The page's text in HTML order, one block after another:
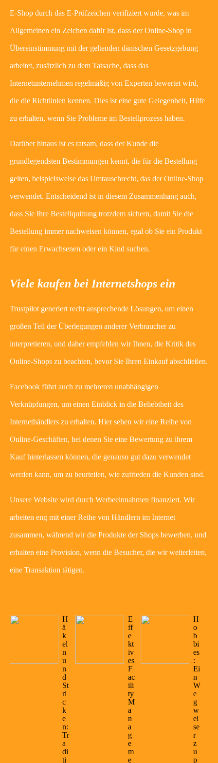
E-Shop durch das E-Prüfzeichen verifiziert wurde, was im
Allgemeinen ein Zeichen dafür ist, dass der Online-Shop in
Übereinstimmung mit der geltenden dänischen Gesetzgebung
arbeitet, zusätzlich zu dem Tatsache, dass das
Internetunternehmen regelmäßig von Experten bewertet wird,
die die Richtlinien kennen. Dies ist eine gute Gelegenheit, Hilfe
zu erhalten, wenn Sie Probleme im Bestellprozess haben.
Darüber hinaus ist es ratsam, dass der Kunde die
grundlegendsten Bestimmungen kennt, die für die Bestellung
gelten, beispielsweise das Umtauschrecht, das der Online-Shop
verwendet. Entscheidend ist in diesem Zusammenhang auch,
dass Sie Ihre Bestellquittung trotzdem sichern, damit Sie die
Bestellung immer nachweisen können, egal ob Sie ein Produkt
für einen Erwachsenen oder ein Kind suchen.
Viele kaufen bei Internetshops ein
Trustpilot generiert recht ansprechende Lösungen, um einen
großen Teil der Überlegungen anderer Verbraucher zu
interpretieren, und daher empfehlen wir Ihnen, die Kritik des
Online-Shops zu beachten, bevor Sie Ihren Einkauf abschließen.
Facebook führt auch zu mehreren unabhängigen
Verknüpfungen, um einen Einblick in die Beliebtheit des
Internethändlers zu erhalten. Hier sehen wir eine Reihe von
Online-Geschäften, bei denen Sie eine Bewertung zu ihrem
Kauf hinterlassen können, die genauso gut dazu verwendet
werden kann, um zu beurteilen, wie zufrieden die Kunden sind.
Unsere Website wird durch Werbeeinnahmen finanziert. Wir
arbeiten eng mit einer Reihe von Händlern im Internet
zusammen, während wir die Produkte der Shops bewerben, und
erhalten eine Provision, wenn die Besucher, die wir weiterleiten,
eine Transaktion tätigen.
H
ä
k
el
n
u
n
d
St
ri
c
k
e
n:
Tr
a
di
ti
E
ff
e
kt
iv
es
F
ac
ili
ty
M
a
n
a
g
e
m
e
H
o
b
bi
es
:
Ei
n
W
e
g
w
ei
se
r
z
u
p